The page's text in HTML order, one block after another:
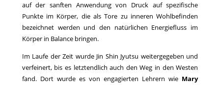
auf der sanften Anwendung von Druck auf spezifische
Punkte im Körper, die als Tore zu inneren Wohlbefinden
bezeichnet werden und den natürlichen Energiefluss im
Körper in Balance bringen.
Im Laufe der Zeit wurde Jin Shin Jyutsu weitergegeben und
verfeinert, bis es letztendlich auch den Weg in den Westen
fand. Dort wurde es von engagierten Lehrern wie Mary